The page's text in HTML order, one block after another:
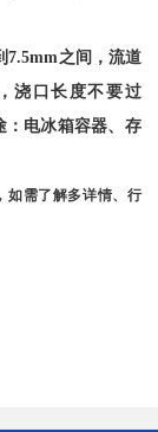
7.5mm 之间，流道
浇口长度不要过
：电冰箱容器、存
如需了解多详情、行